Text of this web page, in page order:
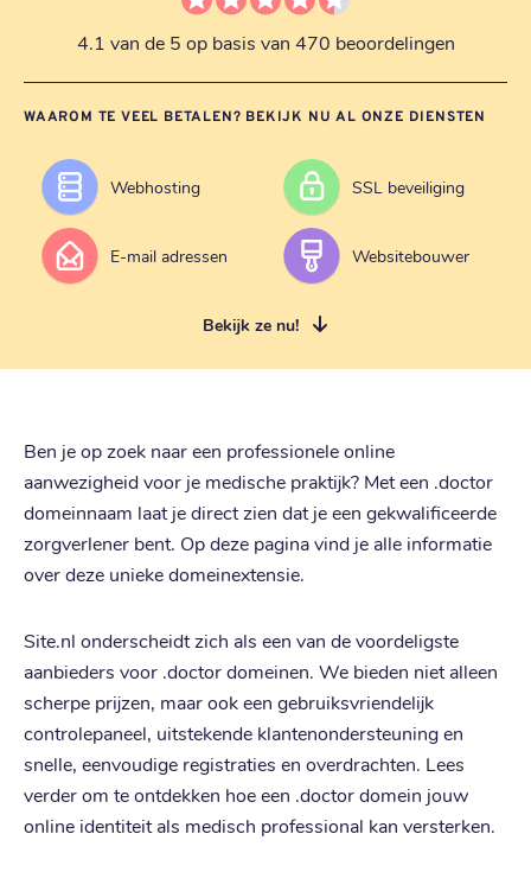
4.1 van de 5 op basis van 470 beoordelingen
WAAROM TE VEEL BETALEN? BEKIJK NU AL ONZE DIENSTEN
Webhosting SSL beveiliging
E-mail adressen Websitebouwer
Bekijk ze nu!
Ben je op zoek naar een professionele online
aanwezigheid voor je medische praktijk? Met een .doctor
domeinnaam laat je direct zien dat je een gekwalificeerde
zorgverlener bent. Op deze pagina vind je alle informatie
over deze unieke domeinextensie.
Site.nl onderscheidt zich als een van de voordeligste
aanbieders voor .doctor domeinen. We bieden niet alleen
scherpe prijzen, maar ook een gebruiksvriendelijk
controlepaneel, uitstekende klantenondersteuning en
snelle, eenvoudige registraties en overdrachten. Lees
verder om te ontdekken hoe een .doctor domein jouw
online identiteit als medisch professional kan versterken.